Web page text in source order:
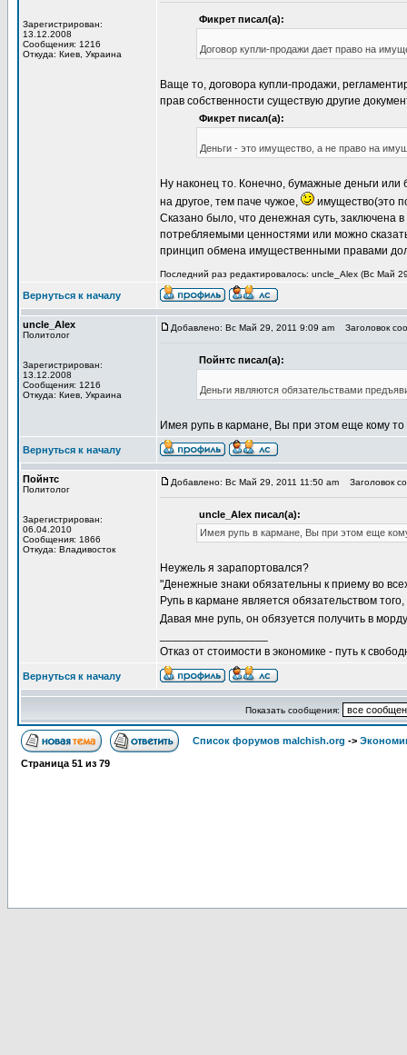
Зарегистрирован:
13.12.2008
Сообщения: 1216
Откуда: Киев, Украина
Фикрет писал(а):
Договор купли-продажи дает право на
Ваще то, договора купли-продажи,
прав собственности существую другие
Фикрет писал(а):
Деньги - это имущество, а не право на
Ну наконец то. Конечно, бумажные деньги
на другое, тем паче чужое,
имущество(это
Сказано было, что денежная суть, заключена
потребляемыми ценностями или можно
принцип обмена имущественными правами
Последний раз редактировалось: uncle_Alex (Вс Май
Вернуться к началу
uncle_Alex
Политолог
Зарегистрирован:
13.12.2008
Сообщения: 1216
Откуда: Киев, Украина
Добавлено: Вс Май 29, 2011 9:09 am Заголовок
Пойнтс писал(а):
Деньги являются обязательствами
Имея рупь в кармане, Вы при этом еще кому
Вернуться к началу
Пойнтс
Политолог
Зарегистрирован:
06.04.2010
Сообщения: 1866
Откуда: Владивосток
Добавлено: Вс Май 29, 2011 11:50 am Заголовок
uncle_Alex писал(а):
Имея рупь в кармане, Вы при этом еще
Неужель я зарапортовался?
"Денежные знаки обязательны к приему во
Рупь в кармане является обязательством
Давая мне рупь, он обязуется получить в
Отказ от стоимости в экономике - путь к
Вернуться к началу
Показать сообщения:
Список форумов malchish.org ->
Страница 51 из 79